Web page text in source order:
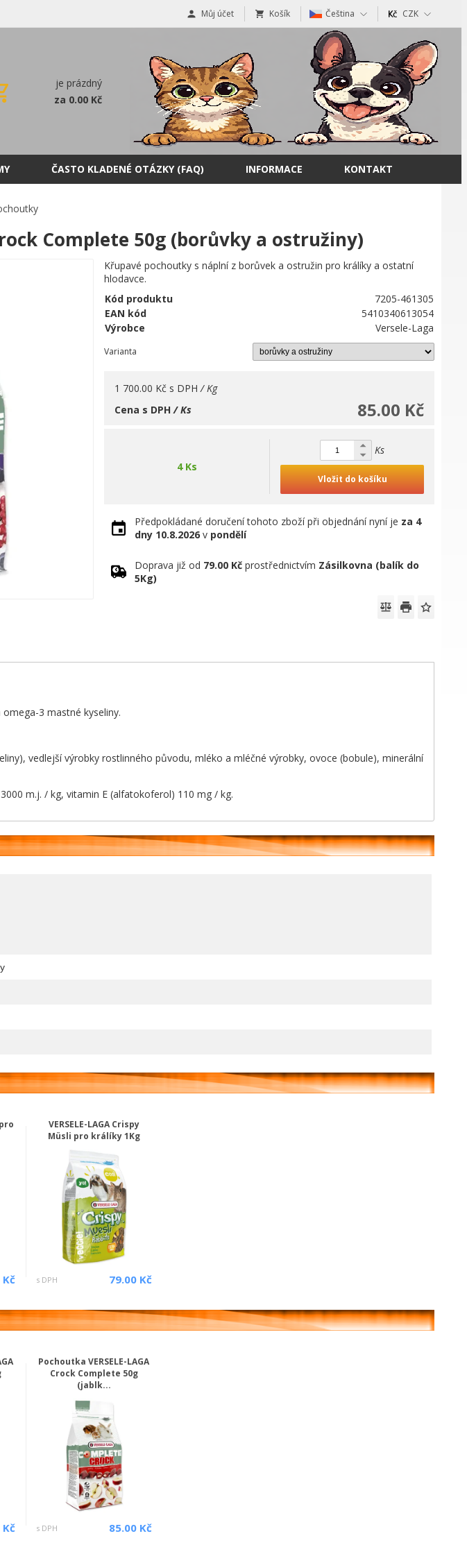
Můj účet Košík Čeština CZK
je prázdný
za 0.00 Kč
ČASTO KLADENÉ OTÁZKY (FAQ) INFORMACE KONTAKT
Complete 50g (borůvky a ostružiny)
Křupavé pochoutky s náplní z borůvek a ostružin pro králíky a ostatní
hlodavce.
Kód produktu
7205-461305
EAN kód
5410340613054
Výrobce
Versele-Laga
Varianta
1 700.00 Kč s DPH / Kg
85.00 Kč
Cena s DPH/ Ks
4 Ks
Ks
Vložit do košíku
Předpokládané doručení tohoto zboží při objednání nyní je za 4
dny 10.8.2026 v pondělí
Doprava již od 79.00 Kč prostřednictvím Zásilkovna (balík do
5Kg)
3 mastné kyseliny.
vedlejší výrobky rostlinného původu, mléko a mléčné výrobky, ovoce (bobule), minerální
m.j. / kg, vitamin E (alfatokoferol) 110 mg / kg.
Kč
VERSELE-LAGA Crispy
Müsli pro králíky 1Kg
s DPH 79.00 Kč
Kč
Pochoutka VERSELE-LAGA
Crock Complete 50g
(jablk...
s DPH 85.00 Kč